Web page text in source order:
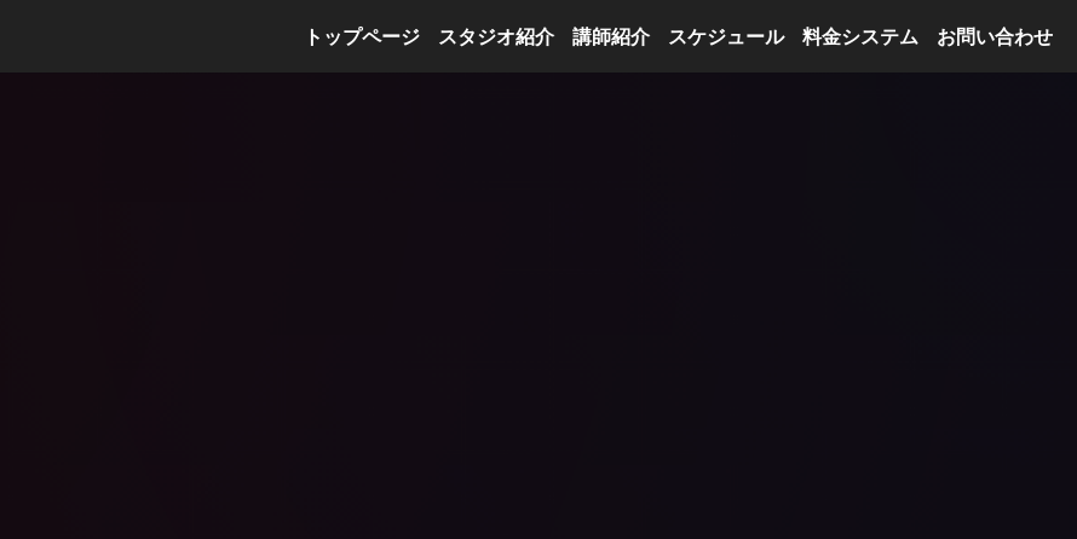
トップページ スタジオ紹介 講師紹介 スケジュール 料金システム お問い合わせ